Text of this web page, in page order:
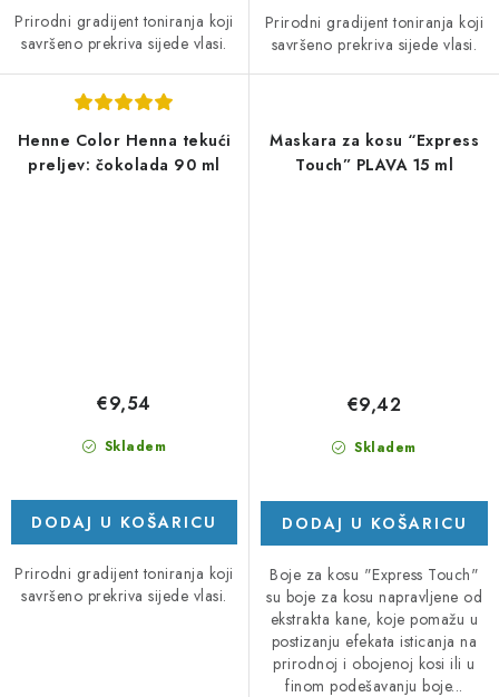
Prirodni gradijent toniranja koji
savršeno prekriva sijede vlasi.
Prirodni gradijent toniranja koji
savršeno prekriva sijede vlasi.
Henne Color Henna tekući
preljev: čokolada 90 ml
Skladem
€9,54
DODAJ U KOŠARICU
Prirodni gradijent toniranja koji
savršeno prekriva sijede vlasi.
Maskara za kosu “Express
Touch” PLAVA 15 ml
Skladem
€9,42
DODAJ U KOŠARICU
Boje za kosu "Express Touch"
su boje za kosu napravljene od
ekstrakta kane, koje pomažu u
postizanju efekata isticanja na
prirodnoj i obojenoj kosi ili u
finom podešavanju boje...